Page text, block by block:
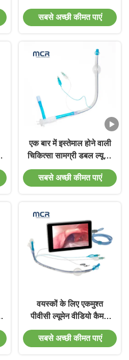
एंडोब्रोन्कियल ट्यूब
सबसे अच्छी कीमत पाएं
एक बार में इस्तेमाल होने वाली
चिकित्सा सामग्री डबल ल्यूमेन
एंडोट्रैचियल ट्यूब के साथ
पीयू माइक्रो-थिन मैनिफेस्ट
सबसे अच्छी कीमत पाएं
वयस्कों के लिए एकमुश्त
पीवीसी ल्यूमेन वीडियो कैमरा
एंडोब्रोन्कियल कैन्यूल
सबसे अच्छी कीमत पाएं